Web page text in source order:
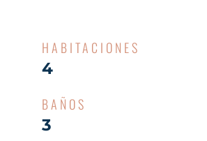
HABITACIONES
4
BAÑOS
3